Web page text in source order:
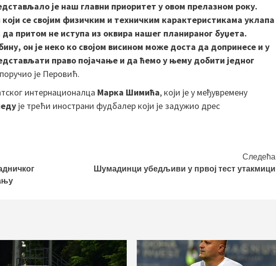
је наш главни приоритет у овом прелазном року.
се својим физичким и техничким карактеристикама уклапа
притом не иступа из оквира нашег планираног буџета.
он је неко ко својом висином може доста да допринесе и у
право појачање и да ћемо у њему добити једног
је Перовић.
интернационалца Марка Шимића, који је у међувремену
је трећи инострани фудбалер који је задужио дрес
Следећа
Шумадинци убедљиви у првој тест утакмици